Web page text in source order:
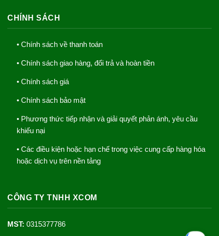
CHÍNH SÁCH
• Chính sách về thanh toán
• Chính sách giao hàng, đổi trả và hoàn tiền
• Chính sách giá
• Chính sách bảo mật
• Phương thức tiếp nhận và giải quyết phản ánh, yêu cầu
khiếu nại
• Các điều kiện hoặc hạn chế trong việc cung cấp hàng hóa
hoặc dịch vụ trên nền tảng
CÔNG TY TNHH XCOM
MST: 0315377786